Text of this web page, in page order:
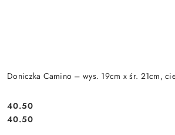
Doniczka Camino – wys. 19cm x śr. 21cm,
Cena:
40.50
Cena:
40.50